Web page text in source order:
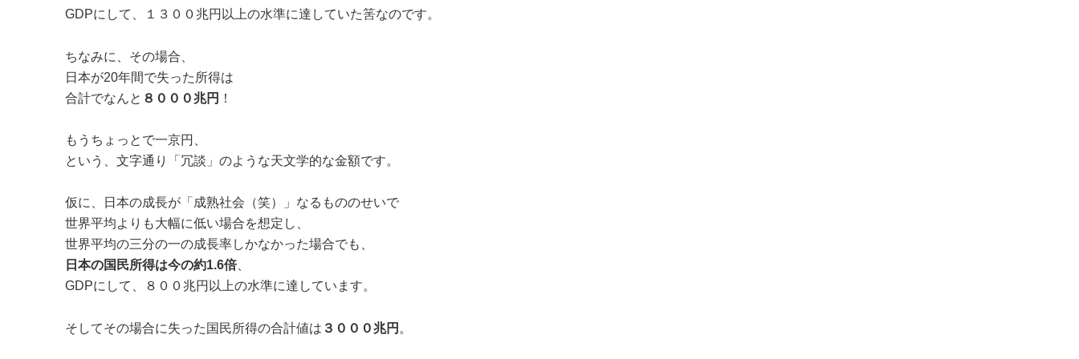
GDPにして、１３００兆円以上の水準に達していた筈なのです。
ちなみに、その場合、
日本が20年間で失った所得は
合計でなんと ８０００兆円 ！
もうちょっとで一京円、
という、文字通り「冗談」のような天文学的な金額です。
仮に、日本の成長が「成熟社会（笑）」なるもののせいで
世界平均よりも大幅に低い場合を想定し、
世界平均の三分の一の成長率しかなかった場合でも、
日本の国民所得は今の約1.6倍、
GDPにして、８００兆円以上の水準に達しています。
そしてその場合に失った国民所得の合計値は ３０００兆円 。